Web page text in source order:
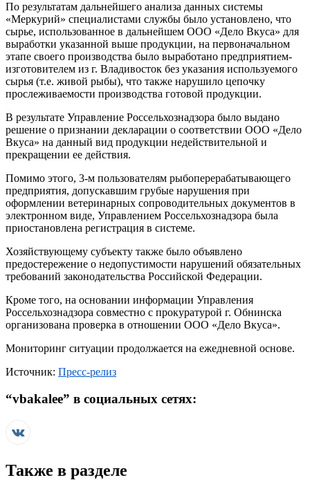
По результатам дальнейшего анализа данных системы
«Меркурий» специалистами службы было установлено, что
сырье, использованное в дальнейшем ООО «Дело Вкуса» для
выработки указанной выше продукции, на первоначальном
этапе своего производства было выработано предприятием-
изготовителем из г. Владивосток без указания используемого
сырья (т.е. живой рыбы), что также нарушило цепочку
прослеживаемости производства готовой продукции.
В результате Управление Россельхознадзора было выдано
решение о признании декларации о соответствии ООО «Дело
Вкуса» на данный вид продукции недействительной и
прекращении ее действия.
Помимо этого, 3-м пользователям рыбоперерабатывающего
предприятия, допускавшим грубые нарушения при
оформлении ветеринарных сопроводительных документов в
электронном виде, Управлением Россельхознадзора была
приостановлена регистрация в системе.
Хозяйствующему субъекту также было объявлено
предостережение о недопустимости нарушений обязательных
требований законодательства Российской Федерации.
Кроме того, на основании информации Управления
Россельхознадзора совместно с прокуратурой г. Обнинска
организована проверка в отношении ООО «Дело Вкуса».
Мониторинг ситуации продолжается на ежедневной основе.
Источник: Пресс-релиз
“vbakalee” в социальных сетях:
Также в разделе